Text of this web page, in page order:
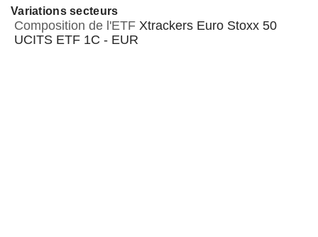
Variations secteurs
Composition de l'ETF Xtrackers Euro Stoxx 50
UCITS ETF 1C - EUR